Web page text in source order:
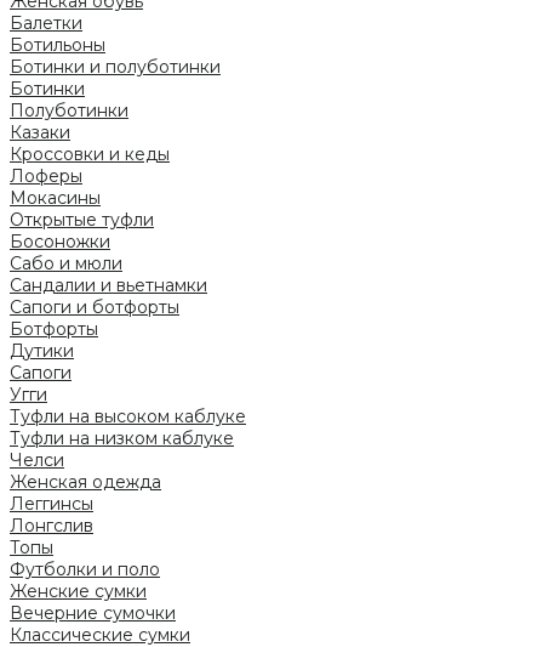
Балетки
Ботильоны
Ботинки и полуботинки
Ботинки
Полуботинки
Казаки
Кроссовки и кеды
Лоферы
Мокасины
Открытые туфли
Босоножки
Сабо и мюли
Сандалии и вьетнамки
Сапоги и ботфорты
Ботфорты
Дутики
Сапоги
Угги
Туфли на высоком каблуке
Туфли на низком каблуке
Челси
Женская одежда
Леггинсы
Лонгслив
Топы
Футболки и поло
Женские сумки
Вечерние сумочки
Классические сумки